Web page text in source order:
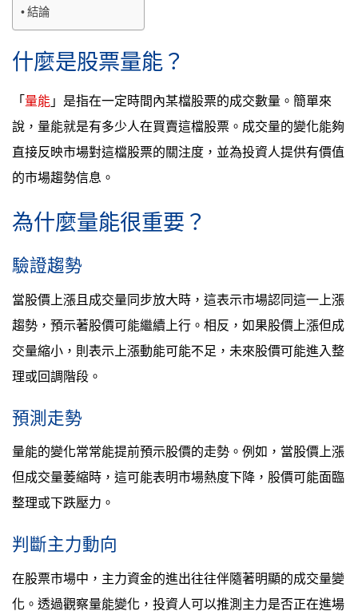
結論
什麼是股票量能？
「量能」是指在一定時間內某檔股票的成交數量。簡單來
說，量能就是有多少人在買賣這檔股票。成交量的變化能夠
直接反映市場對這檔股票的關注度，並為投資人提供有價值
的市場趨勢信息。
為什麼量能很重要？
驗證趨勢
當股價上漲且成交量同步放大時，這表示市場認同這一上漲
趨勢，預示著股價可能繼續上行。相反，如果股價上漲但成
交量縮小，則表示上漲動能可能不足，未來股價可能進入整
理或回調階段。
預測走勢
量能的變化常常能提前預示股價的走勢。例如，當股價上漲
但成交量萎縮時，這可能表明市場熱度下降，股價可能面臨
整理或下跌壓力。
判斷主力動向
在股票市場中，主力資金的進出往往伴隨著明顯的成交量變
化。透過觀察量能變化，投資人可以推測主力是否正在進場